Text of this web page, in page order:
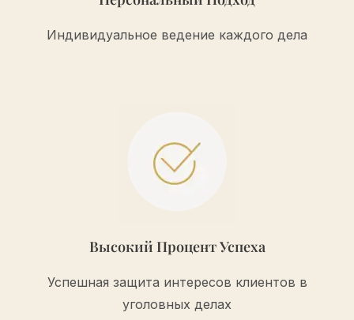
Индивидуальное ведение каждого дела
Высокий Процент Успеха
Успешная защита интересов клиентов в
уголовных делах